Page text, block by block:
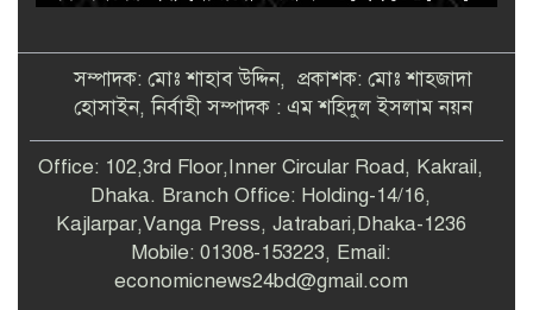
সম্পাদক: মোঃ শাহাব উদ্দিন, প্রকাশক: মোঃ শাহজাদা
হোসাইন, নির্বাহী সম্পাদক : এম শহিদুল ইসলাম নয়ন
Office: 102,3rd Floor,Inner Circular Road, Kakrail,
Dhaka. Branch Office: Holding-14/16,
Kajlarpar,Vanga Press, Jatrabari,Dhaka-1236
Mobile: 01308-153223, Email:
economicnews24bd@gmail.com